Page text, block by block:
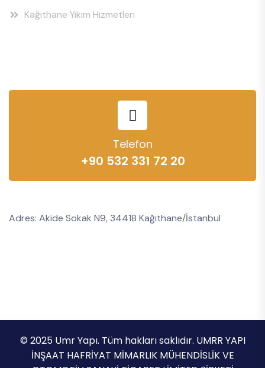
Kağıthane Yıkım Hizmetleri
Telefon
+90 532 331 72 20
Adres: Akide Sokak N9, 34418 Kağıthane/İstanbul
© 2025 Umr Yapı. Tüm hakları saklıdır. UMRR YAPI
İNŞAAT HAFRİYAT MİMARLIK MÜHENDİSLİK VE